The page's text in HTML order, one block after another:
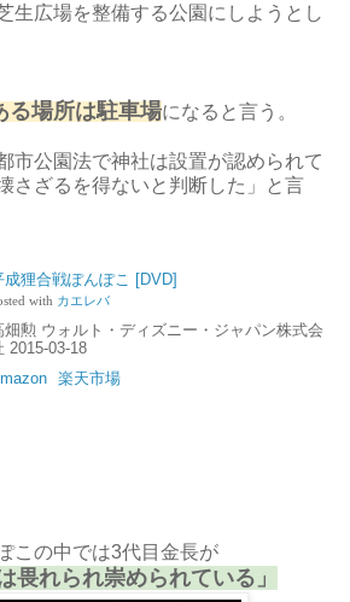
生広場を整備する公園にしようとし
る場所は駐車場になると言う。
市公園法で神社は設置が認められて
さざるを得ないと判断した」と言
成狸合戦ぽんぽこ [DVD]
with カエレバ
畑勲 ウォルト・ディズニー・ジャパン株式会
2015-03-18
楽天市場
この中では3代目金長が
畏れられ崇められている」